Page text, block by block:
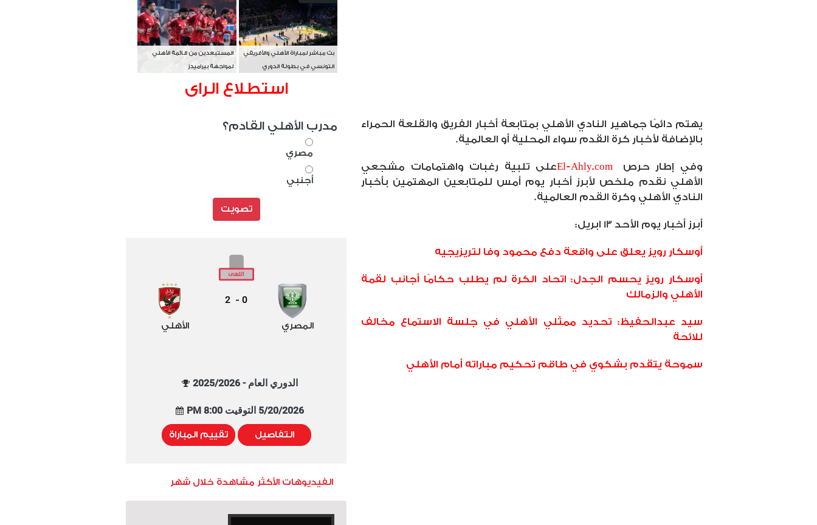
يهتم دائمًا جماهير النادي الأهلي بمتابعة أخبار الفريق والقلعة الحمراء
بالإضافة لأخبار كرة القدم سواء المحلية أو العالمية.
وفي إطار حرص El-Ahly.comعلى تلبية رغبات واهتمامات مشجعي
الأهلي نقدم ملخص لأبرز أخبار يوم أمس للمتابعين المهتمين بأخبار
النادي الأهلي وكرة القدم العالمية.
أبرز أخبار يوم الأحد 13 ابريل:
أوسكار رويز يعلق على واقعة دفع محمود وفا لتريزيجيه
أوسكار رويز يحسم الجدل: اتحاد الكرة لم يطلب حكامًا أجانب لقمة
الأهلي والزمالك
سيد عبدالحفيظ: تحديد ممثلي الأهلي في جلسة الاستماع مخالف
للائحة
سموحة يتقدم بشكوي في طاقم تحكيم مباراته أمام الأهلي
بث مباشر لمباراة الأهلي والأفريقي
التونسي في بطولة الدوري
المستبعدين من قائمة الأهلي
لمواجهة بيراميدز
استطلاع الراى
مدرب الأهلي القادم؟
مصري
أجنبي
تصويت
المصري
0
-
2
الأهلي
الدوري العام - 2025/2026
5/20/2026 التوقيت 8:00 PM
التفاصيل تقييم المباراة
الفيديوهات الأكثر مشاهدة خلال شهر